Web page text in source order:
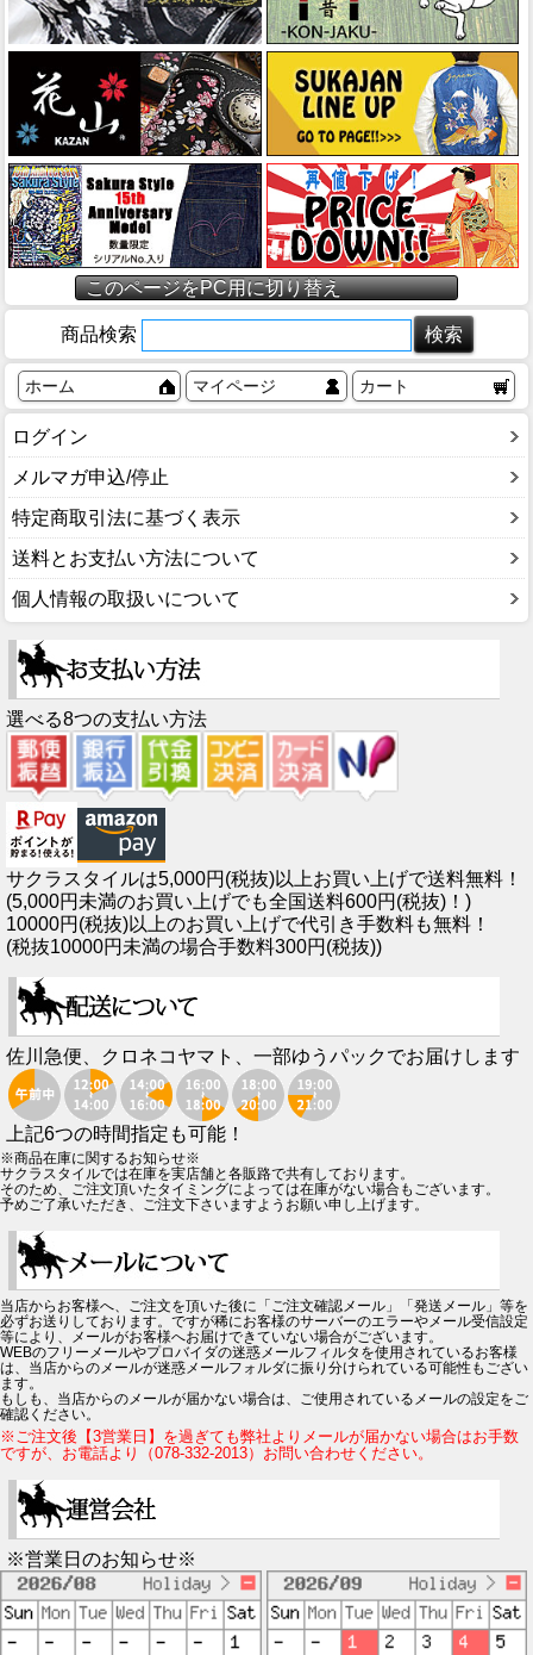
このページをPC用に切り替え
商品検索
ホーム マイページ カート
ログイン
メルマガ申込/停止
特定商取引法に基づく表示
送料とお支払い方法について
個人情報の取扱いについて
選べる8つの支払い方法
サクラスタイルは5,000円(税抜)以上お買い上げで送料無料！
(5,000円未満のお買い上げでも全国送料600円(税抜)！)
10000円(税抜)以上のお買い上げで代引き手数料も無料！
(税抜10000円未満の場合手数料300円(税抜))
佐川急便、クロネコヤマト、一部ゆうパックでお届けします
上記6つの時間指定も可能！
※商品在庫に関するお知らせ※
サクラスタイルでは在庫を実店舗と各販路で共有しております。
そのため、ご注文頂いたタイミングによっては在庫がない場合もございます。
予めご了承いただき、ご注文下さいますようお願い申し上げます。
当店からお客様へ、ご注文を頂いた後に「ご注文確認メール」「発送メール」等を
必ずお送りしております。ですが稀にお客様のサーバーのエラーやメール受信設定
等により、メールがお客様へお届けできていない場合がございます。
WEBのフリーメールやプロバイダの迷惑メールフィルタを使用されているお客様
は、当店からのメールが迷惑メールフォルダに振り分けられている可能性もござい
ます。
もしも、当店からのメールが届かない場合は、ご使用されているメールの設定をご
確認ください。
※ご注文後【3営業日】を過ぎても弊社よりメールが届かない場合はお手数
ですが、お電話より（078-332-2013）お問い合わせください。
※営業日のお知らせ※